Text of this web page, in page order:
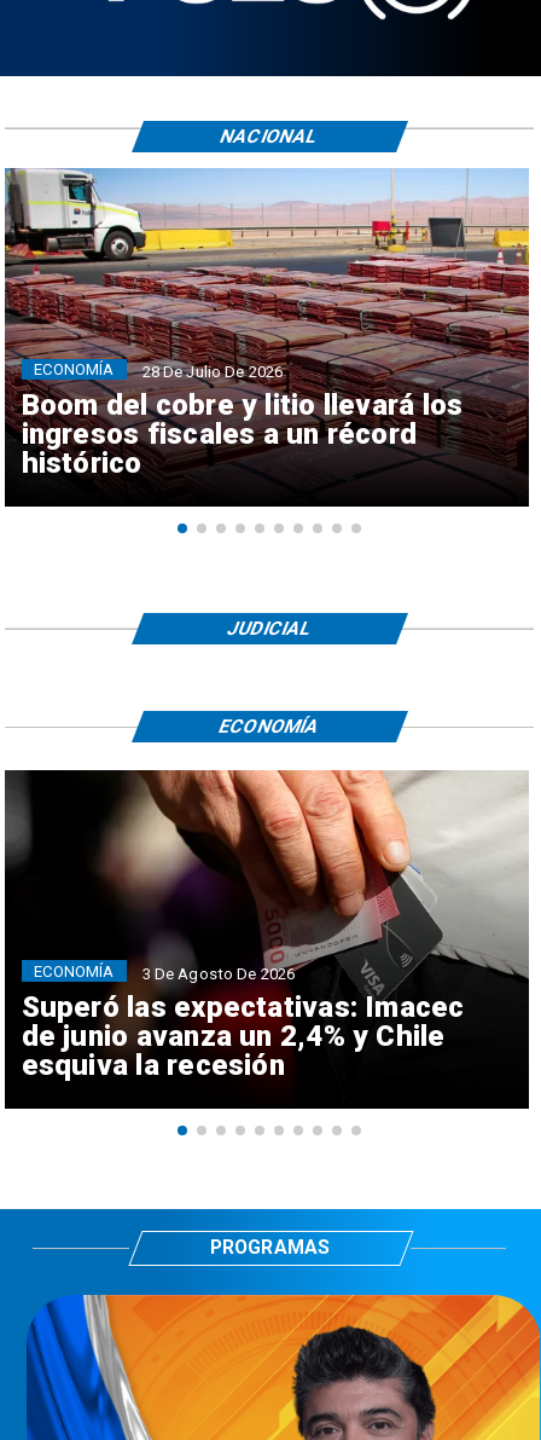
Boom del cobre y litio llevará los
ingresos fiscales a un récord
histórico
ECONOMÍA 28 De Julio De 2026
NACIONAL
JUDICIAL
Superó las expectativas: Imacec
de junio avanza un 2,4% y Chile
esquiva la recesión
ECONOMÍA 3 De Agosto De 2026
ECONOMÍA
PROGRAMAS